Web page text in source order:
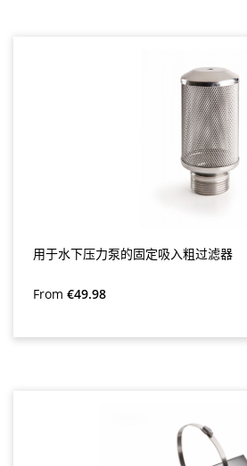
用于水下压力泵的固定吸入粗过滤器
Regular price:
From €49.98